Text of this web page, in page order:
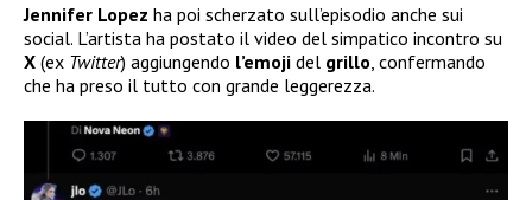
Jennifer Lopez ha poi scherzato sull’episodio anche sui
social. L’artista ha postato il video del simpatico incontro su
X (ex Twitter) aggiungendo l’emoji del grillo , confermando
che ha preso il tutto con grande leggerezza.